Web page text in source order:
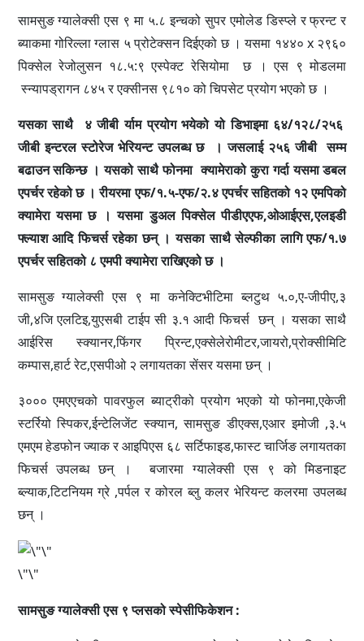
सामसुङ ग्यालेक्सी एस ९ मा ५.८ इन्चको सुपर एमोलेड डिस्प्ले र फ्रन्ट र
ब्याकमा गोरिल्ला ग्लास ५ प्रोटेक्सन दिईएको छ । यसमा १४४०x २९६०
पिक्सेल रेजोलुसन १८.५:९ एस्पेक्ट रेसियोमा छ । एस ९ मोडलमा
स्न्यापड्रागन ८४५ र एक्सीनस ९८१० को चिपसेट प्रयोग भएको छ ।
यसका साथै ४ जीबी र्याम प्रयोग भयेको यो डिभाइमा ६४/१२८/२५६
जीबी इन्टरल स्टोरेज भेरियन्ट उपलब्ध छ । जसलाई २५६ जीबी सम्म
बढाउन सकिन्छ । यसको साथै फोनमा क्यामेराको कुरा गर्दा यसमा डबल
एपर्चर रहेको छ । रीयरमा एफ/१.५-एफ/२.४ एपर्चर सहितको १२ एमपिको
क्यामेरा यसमा छ । यसमा डुअल पिक्सेल पीडीएएफ,ओआईएस,एलइडी
फ्ल्याश आदि फिचर्स रहेका छन् । यसका साथै सेल्फीका लागि एफ/१.७
एपर्चर सहितको ८ एमपी क्यामेरा राखिएको छ ।
सामसुङ ग्यालेक्सी एस ९ मा कनेक्टिभीटिमा ब्लटुथ ५.०,ए-जीपीए,३
जी,४जि एलटिइ,युएसबी टाईप सी ३.१ आदी फिचर्स छन् । यसका साथै
आईरिस स्क्यानर,फिंगर प्रिन्ट,एक्सेलेरोमीटर,जायरो,प्रोक्सीमिटि
कम्पास,हार्ट रेट,एसपीओ २ लगायतका सेंसर यसमा छन् ।
३००० एमएएचको पावरफुल ब्याट्रीको प्रयोग भएको यो फोनमा,एकेजी
स्टर्रियो स्पिकर,ईन्टेलिजेंट स्क्यान, सामसुङ डीएक्स,एआर इमोजी ,३.५
एमएम हेडफोन ज्याक र आइपिएस ६८ सर्टिफाइड,फास्ट चार्जिङ लगायतका
फिचर्स उपलब्ध छन् । बजारमा ग्यालेक्सी एस ९ को मिडनाइट
ब्ल्याक,टिटनियम ग्रे ,पर्पल र कोरल ब्लु कलर भेरियन्ट कलरमा उपलब्ध
छन् ।
\"\"
सामसुङ ग्यालेक्सी एस ९ प्लसको स्पेसीफिकेशन :